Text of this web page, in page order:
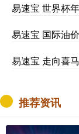
易速宝 世界杯
易速宝 国际油
易速宝 走向喜
推荐资讯